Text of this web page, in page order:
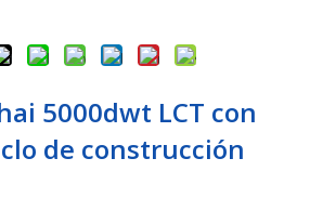
5000dwt LCT con
de construcción